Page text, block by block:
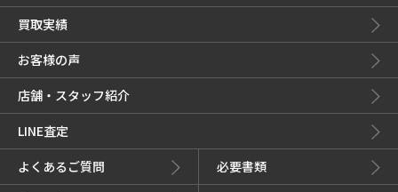
買取実績
お客様の声
店舗・スタッフ紹介
LINE査定
よくあるご質問
必要書類